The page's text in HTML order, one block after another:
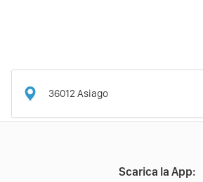
36012Asiago
Scarica la App: